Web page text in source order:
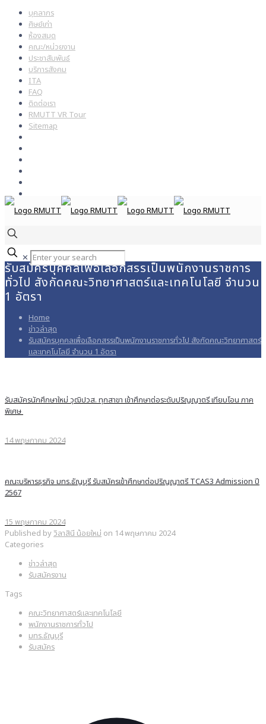
บุคลากร
ศิษย์เก่า
ห้องสมุด
คณะ/หน่วยงาน
ประชาสัมพันธ์
บริการสังคม
ITA
FAQ
ติดต่อเรา
RMUTT VR Tour
Sitemap
✕
รับสมัครบุคคลเพื่อเลือกสรรเป็นพนักงานราชการ
ทั่วไป สังกัดคณะวิทยาศาสตร์และเทคโนโลยี จำนวน
1 อัตรา
Home
ข่าวล่าสุด
รับสมัครบุคคลเพื่อเลือกสรรเป็นพนักงานราชการทั่วไป สังกัดคณะวิทยาศาสตร์
และเทคโนโลยี จำนวน 1 อัตรา
รับสมัครนักศึกษาใหม่ วุฒิปวส. ทุกสาขา เข้าศึกษาต่อระดับปริญญาตรี เทียบโอน ภาค
พิเศษ
14 พฤษภาคม 2024
คณะบริหารธุรกิจ มทร.ธัญบุรี รับสมัครเข้าศึกษาต่อปริญญาตรี TCAS3 Admission ปี
2567
15 พฤษภาคม 2024
Published byวิลาสินี น้อยใหม่ on 14 พฤษภาคม 2024
Categories
ข่าวล่าสุด
รับสมัครงาน
Tags
คณะวิทยาศาสตร์และเทคโนโลยี
พนักงานราชการทั่วไป
มทร.ธัญบุรี
รับสมัคร